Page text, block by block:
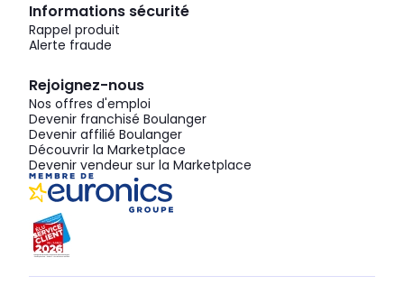
Informations sécurité
Rappel produit
Alerte fraude
Rejoignez-nous
Nos offres d'emploi
Devenir franchisé Boulanger
Devenir affilié Boulanger
Découvrir la Marketplace
Devenir vendeur sur la Marketplace